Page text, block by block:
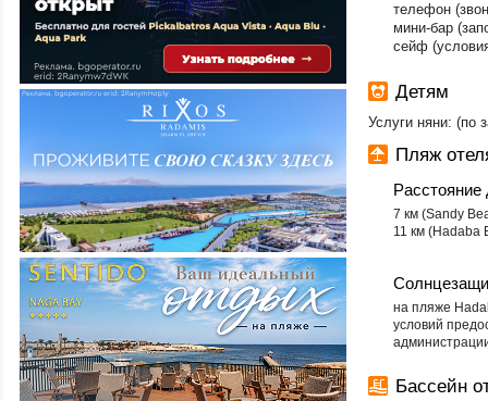
телефон
мини-бар
сейф
Детям
Услуги няни: (по
Пляж
​7 км (Sandy
11 км (Hadaba
на пляже
условий
Бассейн